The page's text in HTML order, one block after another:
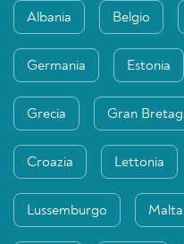
Albania Belgio
Germania Estonia
Grecia Gran
Croazia Lettonia
Lussemburgo Malta